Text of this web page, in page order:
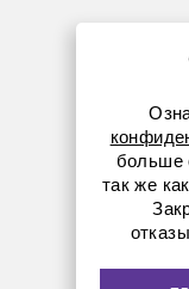
8
420111
больше
так же